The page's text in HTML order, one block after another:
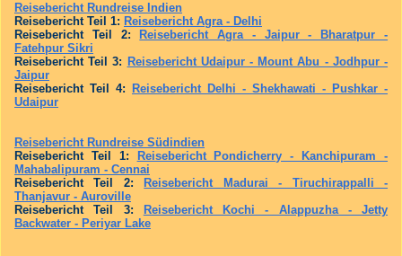
Reisebericht Rundreise Indien
Reisebericht Teil 1: Reisebericht Agra - Delhi
Reisebericht Teil 2:
Reisebericht Agra - Jaipur - Bharatpur -
Fatehpur Sikri
Reisebericht Teil 3: Reisebericht Udaipur - Mount Abu - Jodhpur -
Jaipur
Reisebericht Teil 4:
Reisebericht Delhi - Shekhawati - Pushkar -
Udaipur
Reisebericht Rundreise Südindien
Reisebericht Teil 1:
Reisebericht Pondicherry - Kanchipuram -
Mahabalipuram - Cennai
Reisebericht Teil 2:
Reisebericht Madurai - Tiruchirappalli -
Thanjavur - Auroville
Reisebericht Teil 3:
Reisebericht Kochi - Alappuzha - Jetty
Backwater - Periyar Lake